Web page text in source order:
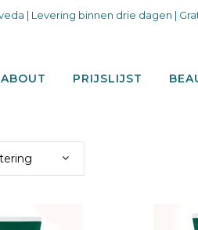
| Levering binnen drie dagen |
ABOUT PRIJSLIJST